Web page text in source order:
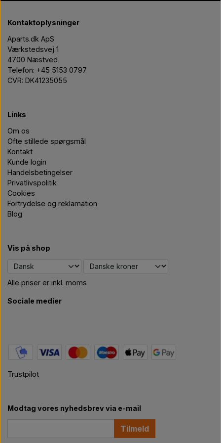
PTO Aksler GARDLOC
* Påkrævet
Opret login
Kontaktoplysninger
Aparts.dk ApS
Værkstedsvej 1
4700 Næstved
Telefon: +45 5153 0797
CVR: DK41235055
Links
Om os
Ofte stillede spørgsmål
Kontakt
Kunde login
Handelsbetingelser
Privatlivspolitik
Cookies
Fortrydelse og reklamation
Blog
Vis på shop
Alle priser er inkl. moms
Sociale medier
Trustpilot
Modtag vores nyhedsbrev via e-mail
Tilmeld